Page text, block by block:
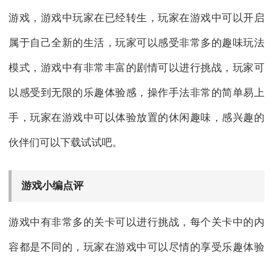
游戏，游戏中玩家在已经转生，玩家在游戏中可以开启
属于自己全新的生活，玩家可以感受非常多的趣味玩法
模式，游戏中有非常丰富的剧情可以进行挑战，玩家可
以感受到无限的乐趣体验感，操作手法非常的简单易上
手，玩家在游戏中可以体验放置的休闲趣味，感兴趣的
伙伴们可以下载试试吧。
游戏小编点评
游戏中有非常多的关卡可以进行挑战，每个关卡中的内
容都是不同的，玩家在游戏中可以尽情的享受乐趣体验